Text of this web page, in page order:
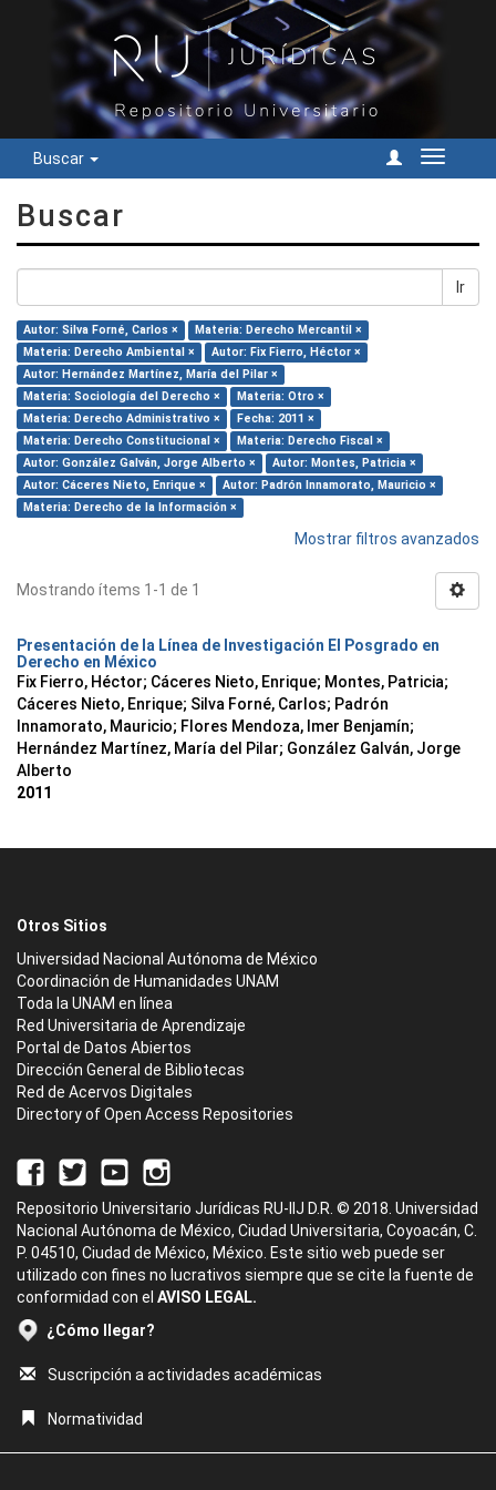
Buscar
Cambiar
Buscar
Ir
Autor: Silva Forné, Carlos ×
Materia: Derecho Mercantil ×
Materia: Derecho Ambiental ×
Autor: Fix Fierro, Héctor ×
Autor: Hernández Martínez, María del Pilar ×
Materia: Sociología del Derecho ×
Materia: Otro ×
Materia: Derecho Administrativo ×
Fecha: 2011 ×
Materia: Derecho Constitucional ×
Materia: Derecho Fiscal ×
Autor: González Galván, Jorge Alberto ×
Autor: Montes, Patricia ×
Autor: Cáceres Nieto, Enrique ×
Autor: Padrón Innamorato, Mauricio ×
Materia: Derecho de la Información ×
Mostrar filtros avanzados
Mostrando ítems 1-1 de 1
Presentación de la Línea de Investigación El Posgrado en
Derecho en México
Fix Fierro, Héctor; Cáceres Nieto, Enrique; Montes, Patricia;
Cáceres Nieto, Enrique; Silva Forné, Carlos; Padrón
Innamorato, Mauricio; Flores Mendoza, Imer Benjamín;
Hernández Martínez, María del Pilar; González Galván, Jorge
Alberto
2011
Otros Sitios
Universidad Nacional Autónoma de México
Coordinación de Humanidades UNAM
Toda la UNAM en línea
Red Universitaria de Aprendizaje
Portal de Datos Abiertos
Dirección General de Bibliotecas
Red de Acervos Digitales
Directory of Open Access Repositories
Repositorio Universitario Jurídicas RU-IIJ D.R. © 2018. Universidad
Nacional Autónoma de México, Ciudad Universitaria, Coyoacán, C.
P. 04510, Ciudad de México, México. Este sitio web puede ser
utilizado con fines no lucrativos siempre que se cite la fuente de
conformidad con el AVISO LEGAL.
¿Cómo llegar?
Suscripción a actividades académicas
Normatividad